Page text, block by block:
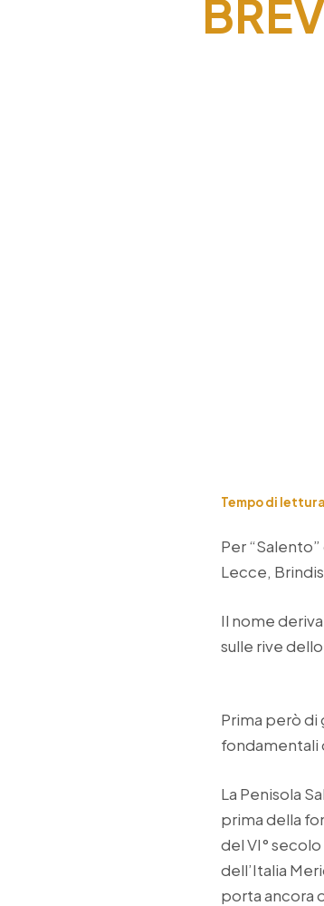
Tempo di
Per
Lecce,
Il nome
sulle rive
Prima però
fondamentali
La Penisola
prima della
del VI°
dell’Italia
porta ancora